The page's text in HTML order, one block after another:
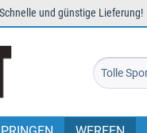
Schnelle und günstige Lieferung!